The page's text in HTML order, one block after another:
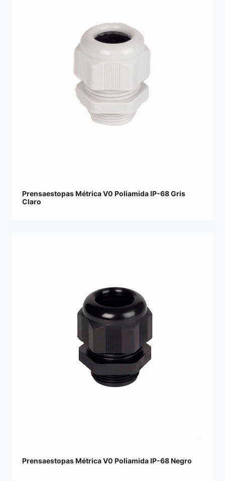
Prensaestopas Métrica V0 Poliamida IP-68 Gris
Claro
Prensaestopas Métrica V0 Poliamida IP-68 Negro